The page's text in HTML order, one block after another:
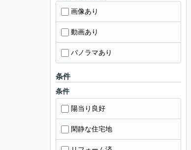
画像あり
動画あり
パノラマあり
条件
条件
陽当り良好
閑静な住宅地